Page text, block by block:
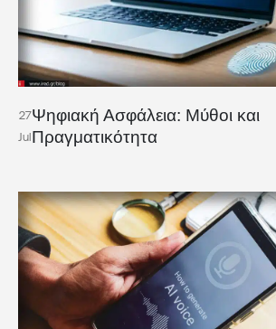
27
Jul
Ψηφιακή Ασφάλεια: Μύθοι και
Πραγματικότητα